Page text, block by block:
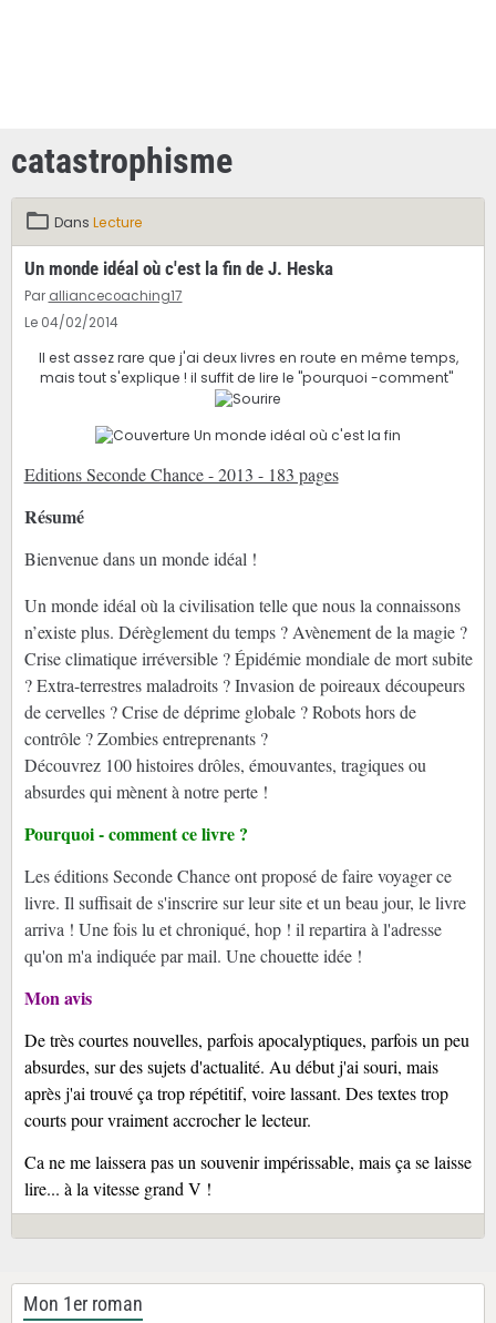
catastrophisme
Dans Lecture
Un monde idéal où c'est la fin de J. Heska
Par alliancecoaching17
Le 04/02/2014
Il est assez rare que j'ai deux livres en route en même temps,
mais tout s'explique ! il suffit de lire le "pourquoi -comment"
Editions Seconde Chance - 2013 - 183 pages
Résumé
Bienvenue dans un monde idéal !
Un monde idéal où la civilisation telle que nous la connaissons
n’existe plus. Dérèglement du temps ? Avènement de la magie ?
Crise climatique irréversible ? Épidémie mondiale de mort subite
? Extra-terrestres maladroits ? Invasion de poireaux découpeurs
de cervelles ? Crise de déprime globale ? Robots hors de
contrôle ? Zombies entreprenants ?
Découvrez 100 histoires drôles, émouvantes, tragiques ou
absurdes qui mènent à notre perte !
Pourquoi - comment ce livre ?
Les éditions Seconde Chance ont proposé de faire voyager ce
livre. Il suffisait de s'inscrire sur leur site et un beau jour, le livre
arriva ! Une fois lu et chroniqué, hop ! il repartira à l'adresse
qu'on m'a indiquée par mail. Une chouette idée !
Mon avis
De très courtes nouvelles, parfois apocalyptiques, parfois un peu
absurdes, sur des sujets d'actualité. Au début j'ai souri, mais
après j'ai trouvé ça trop répétitif, voire lassant. Des textes trop
courts pour vraiment accrocher le lecteur.
Ca ne me laissera pas un souvenir impérissable, mais ça se laisse
lire... à la vitesse grand V !
Mon 1er roman